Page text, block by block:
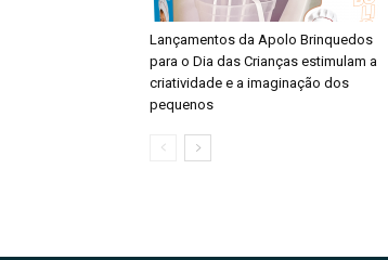
Lançamentos da Apolo Brinquedos
para o Dia das Crianças estimulam a
criatividade e a imaginação dos
pequenos